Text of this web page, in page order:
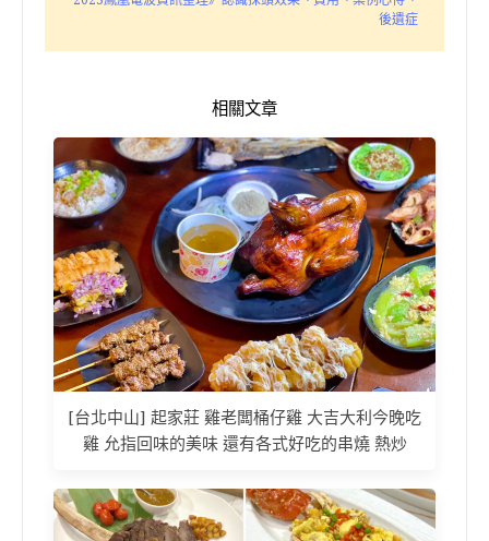
後遺症
相關文章
[台北中山] 起家莊 雞老闆桶仔雞 大吉大利今晚吃
雞 允指回味的美味 還有各式好吃的串燒 熱炒